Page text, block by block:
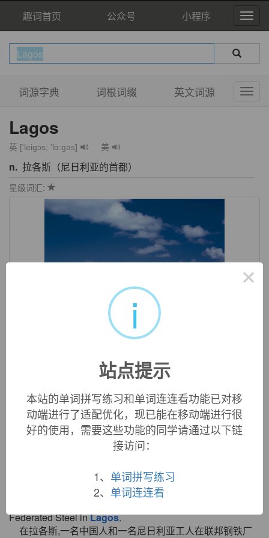
趣词首页 公众号 小程序
词源字典 词根词缀 英文词源
Lagos
英 ['leiɡɔs; 'lɑ:ɡəs] 美
n. 拉各斯（尼日利亚的首都）
星级词汇:
1 / 3
1. Gunfire broke out early this morning around the seat of
government inLagos.
今天凌晨在拉各斯的政府大楼周围发生了枪战。
来自柯林斯例句
( for ) over a month.
她在 拉各斯 逗留了一个多月.
Federated Steel inLagos.
在拉各斯,一名中国人和一名尼日利亚工人在联邦钢铁厂
×
i
站点提示
本站的单词拼写练习和单词连连看功能已对移
动端进行了适配优化，现已能在移动端进行很
好的使用，需要这些功能的同学请通过以下链
接访问：
1、 单词拼写练习
2、 单词连连看